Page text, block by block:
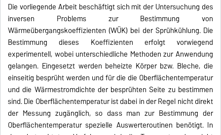
Die vorliegende Arbeit beschäftigt sich mit der Untersuchung des
inversen Problems zur Bestimmung von
Wärmeübergangskoeffizienten (WÜK) bei der Sprühkühlung. Die
Bestimmung dieses Koeffizienten erfolgt vorwiegend
experimentell, wobei unterschiedliche Methoden zur Anwendung
gelangen. Eingesetzt werden beheizte Körper bzw. Bleche, die
einseitig besprüht werden und für die die Oberflächentemperatur
und die Wärmestromdichte der besprühten Seite zu bestimmen
sind. Die Oberflächentemperatur ist dabei in der Regel nicht direkt
der Messung zugänglich, so dass man zur Bestimmung der
Oberflächentemperatur spezielle Auswerteroutinen benötigt. In